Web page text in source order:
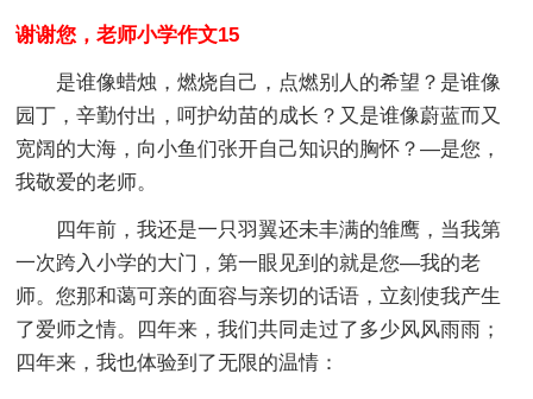
谢谢您，老师小学作文15
是谁像蜡烛，燃烧自己，点燃别人的希望？是谁像
园丁，辛勤付出，呵护幼苗的成长？又是谁像蔚蓝而又
宽阔的大海，向小鱼们张开自己知识的胸怀？—是您，
我敬爱的老师。
四年前，我还是一只羽翼还未丰满的雏鹰，当我第
一次跨入小学的大门，第一眼见到的就是您—我的老
师。您那和蔼可亲的面容与亲切的话语，立刻使我产生
了爱师之情。四年来，我们共同走过了多少风风雨雨；
四年来，我也体验到了无限的温情：